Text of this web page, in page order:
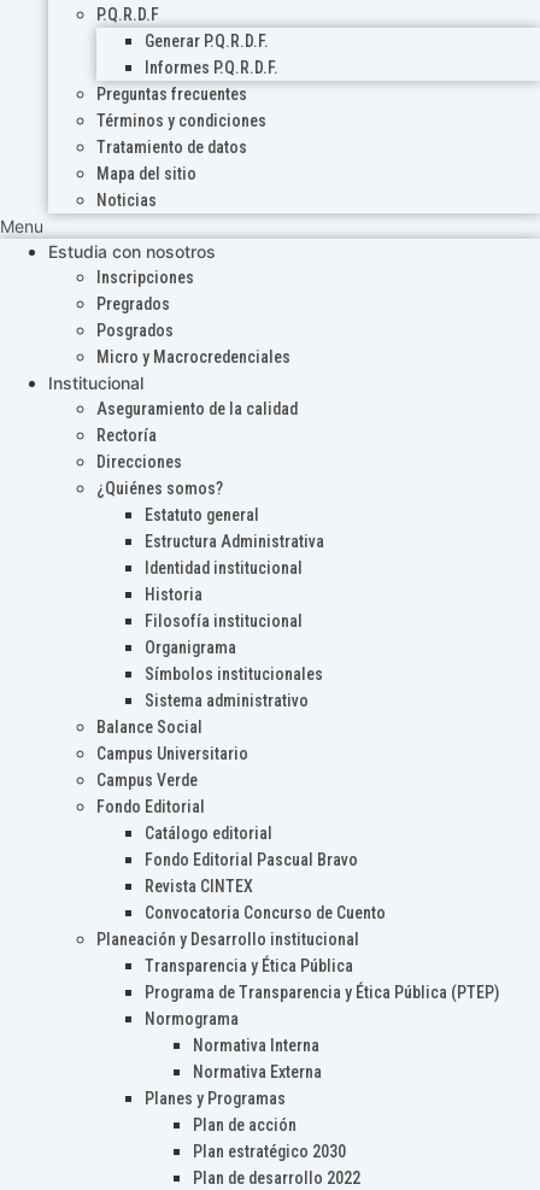
P.Q.R.D.F
Generar P.Q.R.D.F.
Informes P.Q.R.D.F.
Preguntas frecuentes
Términos y condiciones
Tratamiento de datos
Mapa del sitio
Noticias
Menu
Estudia con nosotros
Inscripciones
Pregrados
Posgrados
Micro y Macrocredenciales
Institucional
Aseguramiento de la calidad
Rectoría
Direcciones
¿Quiénes somos?
Estatuto general
Estructura Administrativa
Identidad institucional
Historia
Filosofía institucional
Organigrama
Símbolos institucionales
Sistema administrativo
Balance Social
Campus Universitario
Campus Verde
Fondo Editorial
Catálogo editorial
Fondo Editorial Pascual Bravo
Revista CINTEX
Convocatoria Concurso de Cuento
Planeación y Desarrollo institucional
Transparencia y Ética Pública
Programa de Transparencia y Ética Pública (PTEP)
Normograma
Normativa Interna
Normativa Externa
Planes y Programas
Plan de acción
Plan estratégico 2030
Plan de desarrollo 2022